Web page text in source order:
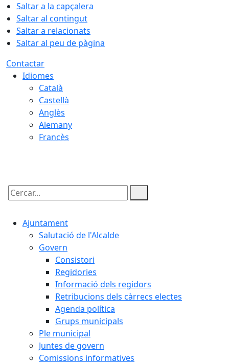
Saltar a la capçalera
Saltar al contingut
Saltar a relacionats
Saltar al peu de pàgina
Contactar
Idiomes
Català
Castellà
Anglès
Alemany
Francès
Cercar:
Ajuntament
Salutació de l'Alcalde
Govern
Consistori
Regidories
Informació dels regidors
Retribucions dels càrrecs electes
Agenda política
Grups municipals
Ple municipal
Juntes de govern
Comissions informatives